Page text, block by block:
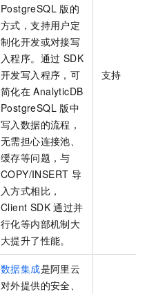
PostgreSQL 版的
方式，支持用户定
制化开发或对接写
入程序。通过 SDK
开发写入程序，可
简化在 AnalyticDB
PostgreSQL 版中
写入数据的流程，
无需担心连接池、
缓存等问题，与
COPY/INSERT 导
入方式相比，
Client SDK 通过并
行化等内部机制大
大提升了性能。
支持
数据集成是阿里云
对外提供的安全、